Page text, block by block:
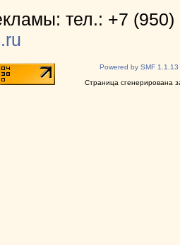
тел.: +7 (950)
Powered by SMF 1.1.13
Страница сгенерирована